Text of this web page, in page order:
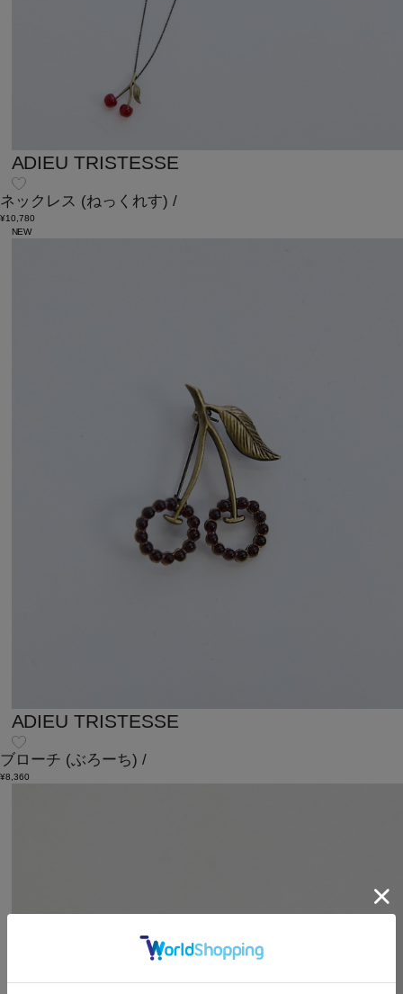
ADIEU TRISTESSE
ネックレス (ねっくれす) /
¥10,780
NEW
ADIEU TRISTESSE
ブローチ (ぶろーち) /
¥8,360